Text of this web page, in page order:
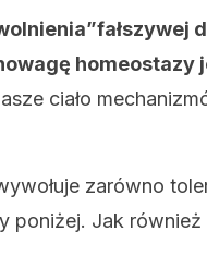
homeostazy
ciało
zarówno
poniżej. Jak również